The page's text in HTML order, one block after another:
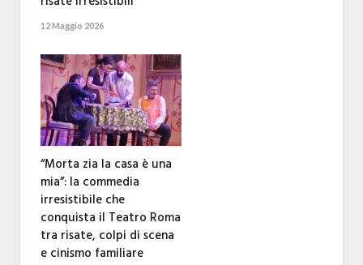
12 Maggio 2026
“Morta zia la casa è una
mia”: la commedia
irresistibile che
conquista il Teatro Roma
tra risate, colpi di scena
e cinismo familiare